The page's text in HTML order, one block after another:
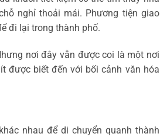
nghỉ thoải mái. Phương tiện giao
đi lại trong thành phố.
nơi đây vẫn được coi là một nơi
được biết đến với bối cảnh văn hóa
nhau để di chuyển quanh thành